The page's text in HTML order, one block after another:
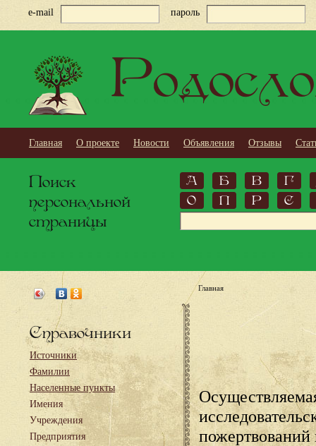
e-mail пароль
Главная О проекте Новости Объявления Отзывы
Поиск
персональной
страницы
А Б В
Г
О
П Р С
Справочники
Источники
Фамилии
Населенные пункты
Имения
Учреждения
Предприятия
Главная
пожертвований